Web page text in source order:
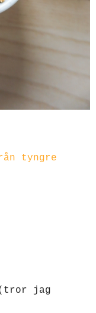
tyngre
jag